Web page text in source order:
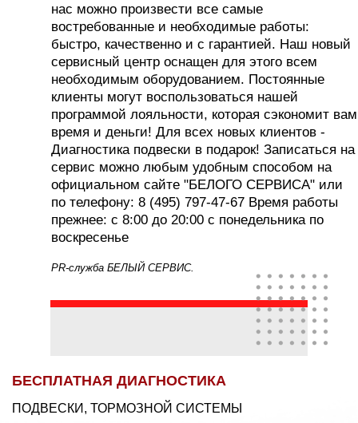
нас можно произвести все самые
востребованные и необходимые работы:
быстро, качественно и с гарантией. Наш новый
сервисный центр оснащен для этого всем
необходимым оборудованием. Постоянные
клиенты могут воспользоваться нашей
программой лояльности, которая сэкономит вам
время и деньги! Для всех новых клиентов -
Диагностика подвески в подарок! Записаться на
сервис можно любым удобным способом на
официальном сайте "БЕЛОГО СЕРВИСА" или
по телефону: 8 (495) 797-47-67 Время работы
прежнее: с 8:00 до 20:00 с понедельника по
воскресенье
PR-служба БЕЛЫЙ СЕРВИС.
БЕСПЛАТНАЯ ДИАГНОСТИКА
ПОДВЕСКИ, ТОРМОЗНОЙ СИСТЕМЫ